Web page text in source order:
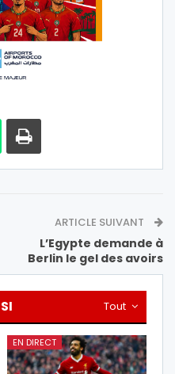
ARTICLE SUIVANT
L’Egypte demande à
Berlin le gel des avoirs
Tout
EN DIRECT